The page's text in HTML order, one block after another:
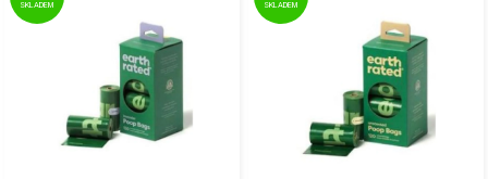
SKLADEM SKLADEM